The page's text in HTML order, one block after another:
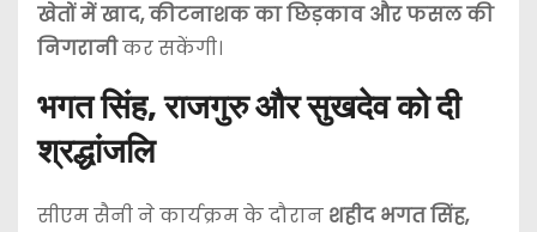
खेतों में खाद, कीटनाशक का छिड़काव और फसल की
निगरानीकर सकेंगी।
भगत सिंह, राजगुरु और सुखदेव को दी
श्रद्धांजलि
सीएम सैनी ने कार्यक्रम के दौरान शहीद भगत सिंह,